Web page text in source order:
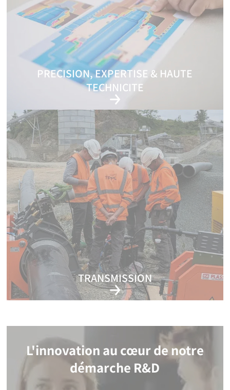
PRECISION, EXPERTISE & HAUTE
TECHNICITE
Garantir une qualité sans compromis
TRANSMISSION
Partager notre savoir-faire et pérenniser nos réseaux
L'innovation au cœur de notre
démarche R&D